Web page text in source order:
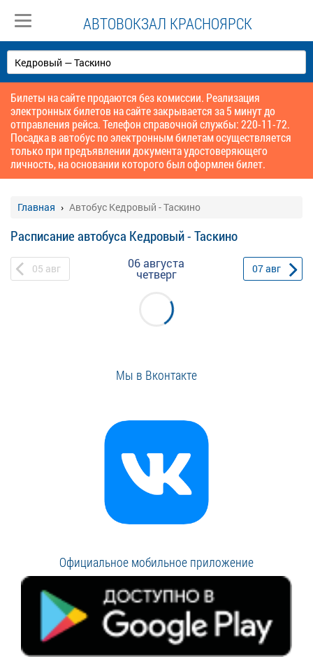
АВТОВОКЗАЛ КРАСНОЯРСК
Билеты на сайте продаются без комиссии. Реализация
электронных билетов на сайте закрывается за 5 минут до
отправления рейса. Телефон справочной службы: 220-11-72.
Посадка в автобус по электронным билетам осуществляется
только при предъявлении документа удостоверяющего
личность, на основании которого был оформлен билет.
Главная Автобус Кедровый - Таскино
Расписание автобуса Кедровый - Таскино
05 авг 06 августа
четверг 07авг
Мы в Вконтакте
Официальное мобильное приложение